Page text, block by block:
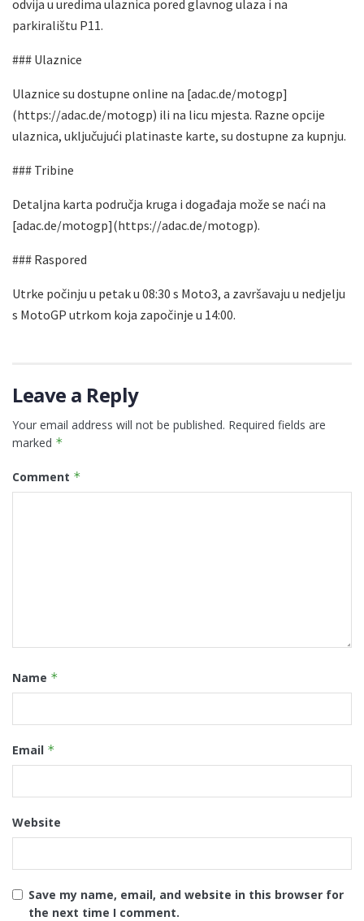
odvija u uredima ulaznica pored glavnog ulaza i na
parkiralištu P11.
### Ulaznice
Ulaznice su dostupne online na [adac.de/motogp]
(https://adac.de/motogp) ili na licu mjesta. Razne opcije
ulaznica, uključujući platinaste karte, su dostupne za kupnju.
### Tribine
Detaljna karta područja kruga i događaja može se naći na
[adac.de/motogp](https://adac.de/motogp).
### Raspored
Utrke počinju u petak u 08:30 s Moto3, a završavaju u nedjelju
s MotoGP utrkom koja započinje u 14:00.
Leave a Reply
Your email address will not be published. Required fields are
marked *
Comment *
Name *
Email *
Website
Save my name, email, and website in this browser for
the next time I comment.